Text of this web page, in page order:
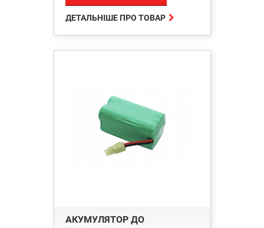

ДЕТАЛЬНІШЕ ПРО ТОВАР
АКУМУЛЯТОР ДО